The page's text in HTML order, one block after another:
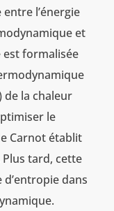
l’énergie
et
est formalisée
de la chaleur
le
Carnot établit
tard, cette
dans